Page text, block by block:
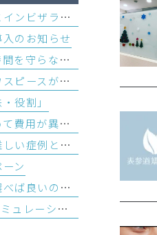
エンジェルアライナーとインビザラインの違い
のお知らせ
【マウスピースの装着時間を守らなかった時に起こり得るデメリットとは？】
「インビザラインのマウスピースが変形・破損する主な原因＆対処方法」
役割」
『何故、歯科医院によって費用が異なるのか？』
インビザライン矯正で難しい症例とその理由
ン
何を基準に矯正歯科を選べば良いのか？
クリンチェック（３Dシミュレーション）とは